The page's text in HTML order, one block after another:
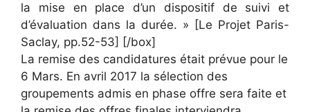
la mise en place d’un dispositif de suivi et
d’évaluation dans la durée. » [Le Projet Paris-
Saclay, pp.52-53] [/box]
La remise des candidatures était prévue pour le
6 Mars. En avril 2017 la sélection des
groupements admis en phase offre sera faite et